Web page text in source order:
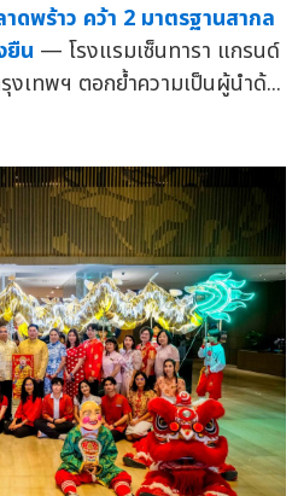
ดพร้าว คว้า 2 มาตรฐานสากล
ยืน — โรงแรมเซ็นทารา แกรนด์
งเทพฯ ตอกย้ำความเป็นผู้นำด้...